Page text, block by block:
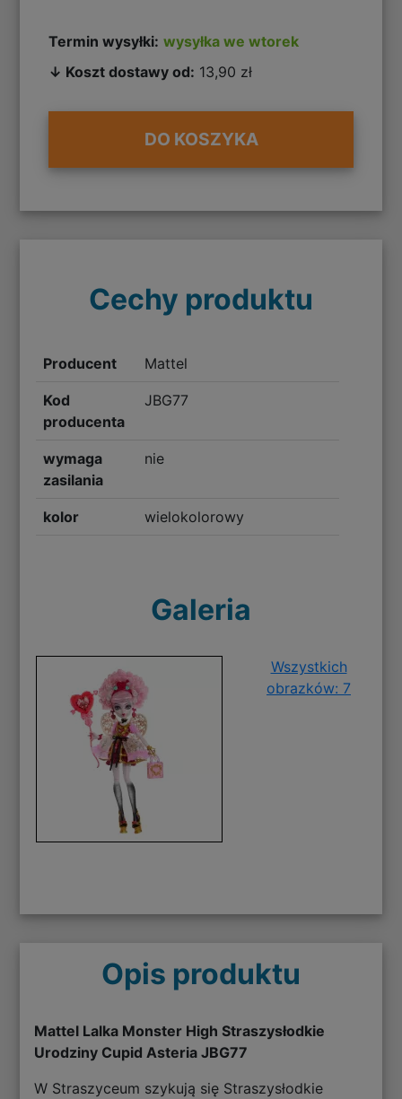
Termin wysyłki: wysyłka we wtorek
↓ Koszt dostawy od: 13,90 zł
DO KOSZYKA
Cechy produktu
Producent Mattel
Kod
producenta
JBG77
wymaga
zasilania
nie
kolor wielokolorowy
Galeria
Wszystkich
obrazków: 7
Opis produktu
Mattel Lalka Monster High Straszysłodkie
Urodziny Cupid Asteria JBG77
W Straszyceum szykują się Straszysłodkie